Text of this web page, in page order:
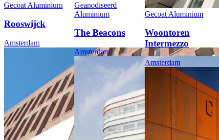
Gecoat Aluminium
Rooswijck
Amsterdam
Geanodiseerd
Aluminium
The Beacons
Amsterdam
Gecoat Aluminium
Woontoren
Intermezzo
Amsterdam